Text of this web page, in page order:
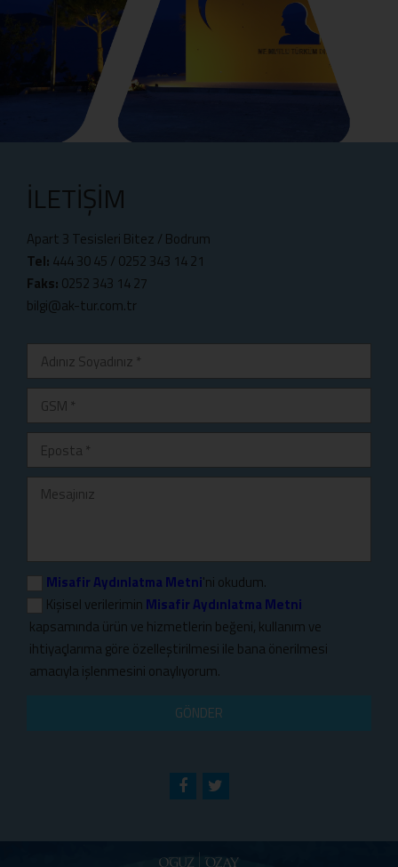
İLETIŞIM
Apart 3 Tesisleri Bitez / Bodrum
Tel: 444 30 45 / 0252 343 14 21
Faks: 0252 343 14 27
bilgi@ak-tur.com.tr
Misafir Aydınlatma Metni'ni okudum.
Kişisel verilerimin Misafir Aydınlatma Metni
kapsamında ürün ve hizmetlerin beğeni, kullanım ve
ihtiyaçlarıma göre özelleştirilmesi ile bana önerilmesi
amacıyla işlenmesini onaylıyorum.
GÖNDER